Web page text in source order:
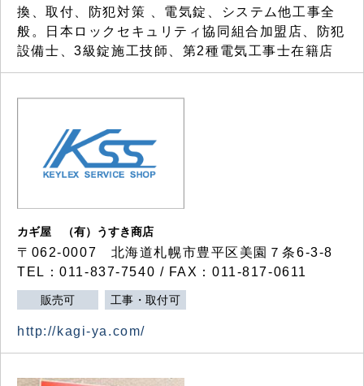
換、取付、防犯対策 、電気錠、システム他工事全
般。日本ロックセキュリティ協同組合加盟店、防犯
設備士、3級錠施工技師、第2種電気工事士在籍店
カギ屋 （有）うすき商店
〒062-0007 北海道札幌市豊平区美園７条6-3-8
TEL：011-837-7540 / FAX：011-817-0611
販売可 工事・取付可
http://kagi-ya.com/